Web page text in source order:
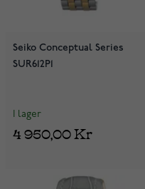
Seiko Conceptual Series
SUR612P1
I lager
4 950,00 Kr